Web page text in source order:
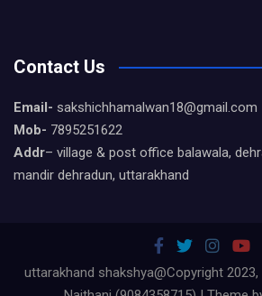
Contact Us
Email- sakshichhamalwan18@gmail.com
Mob- 7895251622
Addr– village & post office balawala,
mandir dehradun, uttarakhand
uttarakhand shakshya@Copyright 2023,